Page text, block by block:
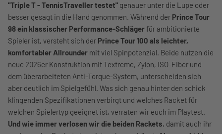
"Triple T - TennisTraveller testet" genauer unter die Lupe oder
besser gesagt in die Hand genommen. Während der Prince Tour
98 ein klassischer Performance-Schlägerfür ambitionierte
Spieler ist, versteht sich der Prince Tour 100 als leichter,
komfortabler Allrounder mit viel Spinpotenzial. Beide nutzen die
neue 2026er Konstruktion mit Textreme, Zylon, ISO-Fiber und
dem überarbeiteten Anti-Torque-System, unterscheiden sich
aber deutlich im Spielgefühl. Was sich genau hinter den schick
klingenden Spezifikationen verbirgt und welches Racket für
welchen Spielertyp geeignet ist, verraten wir euch im Playtest.
Und wie immer verlosen wir die beiden Rackets, damit auch ihr